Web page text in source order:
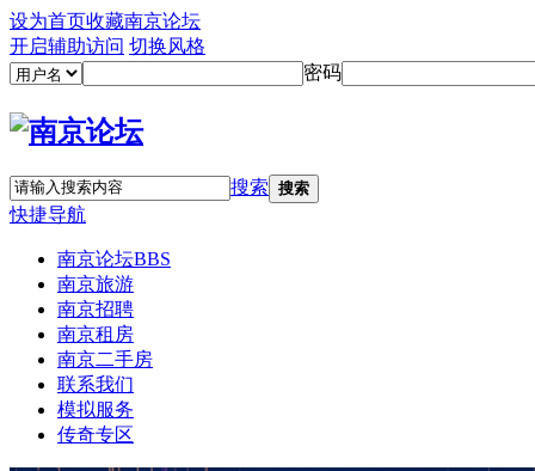
设为首页收藏南京论坛
开启辅助访问 切换风格
密码
搜索 搜索
快捷导航
南京论坛BBS
南京旅游
南京招聘
南京租房
南京二手房
联系我们
模拟服务
传奇专区